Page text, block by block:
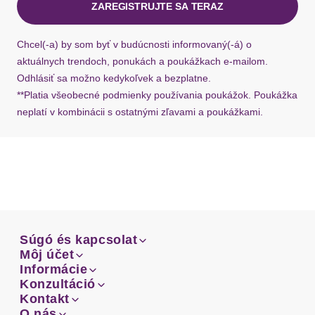
ZAREGISTRUJTE SA TERAZ
Chcel(-a) by som byť v budúcnosti informovaný(-á) o
aktuálnych trendoch, ponukách a poukážkach e-mailom.
Odhlásiť sa možno kedykoľvek a bezplatne.
**Platia všeobecné podmienky používania poukážok. Poukážka
neplatí v kombinácii s ostatnými zľavami a poukážkami.
Súgó és kapcsolat
Email
Facebook
Súgó és kapcsolat
Email
Facebook
Môj účet
Prehľad objednávok
Môj účet
Prehľad objednávok
Informácie
Doprava
Informácie
Doprava
Konzultáció
Sprievodca-veľkosťami
Konzultáció
Kontakt
Kontakt